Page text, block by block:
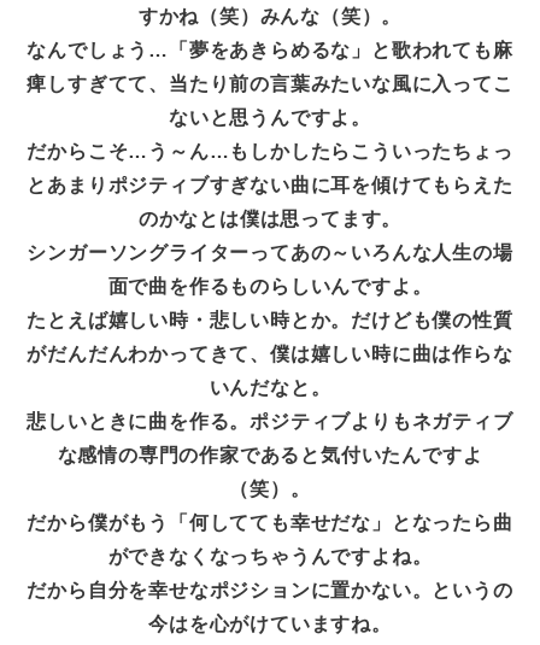
すかね（笑）みんな（笑）。
なんでしょう…「夢をあきらめるな」と歌われても麻
痺しすぎてて、当たり前の言葉みたいな風に入ってこ
ないと思うんですよ。
だからこそ…う～ん…もしかしたらこういったちょっ
とあまりポジティブすぎない曲に耳を傾けてもらえた
のかなとは僕は思ってます。
シンガーソングライターってあの～いろんな人生の場
面で曲を作るものらしいんですよ。
たとえば嬉しい時・悲しい時とか。だけども僕の性質
がだんだんわかってきて、僕は嬉しい時に曲は作らな
いんだなと。
悲しいときに曲を作る。ポジティブよりもネガティブ
な感情の専門の作家であると気付いたんですよ
（笑）。
だから僕がもう「何してても幸せだな」となったら曲
ができなくなっちゃうんですよね。
だから自分を幸せなポジションに置かない。というの
今はを心がけていますね。